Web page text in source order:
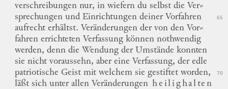
verschreibungen nur, in wiefern du selbst dieVer⸗
sprechungen und Einrichtungen deiner Vorfahren 65
aufrecht erhältst.Veränderungen der von denVor⸗
fahren errichteten Verfassung können nothwendig
werden, denn die Wendung der Umstände konnten
sie nicht voraussehn, aber eine Verfassung, der edle
patriotische Geist mit welchem sie gestiftet worden,
70
läßt sich unter allen Veränderungen heilighalten